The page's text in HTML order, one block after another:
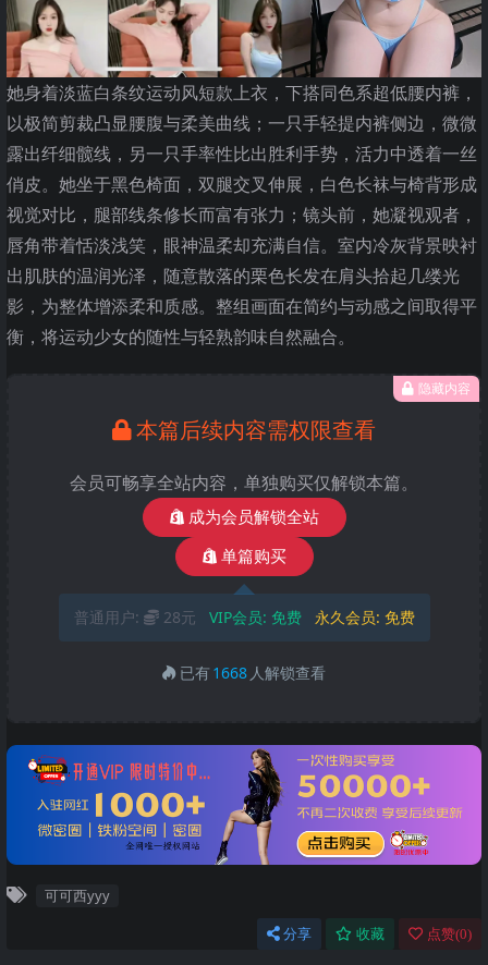
她身着淡蓝白条纹运动风短款上衣，下搭同色系超低腰内裤，
以极简剪裁凸显腰腹与柔美曲线；一只手轻提内裤侧边，微微
露出纤细髋线，另一只手率性比出胜利手势，活力中透着一丝
俏皮。她坐于黑色椅面，双腿交叉伸展，白色长袜与椅背形成
视觉对比，腿部线条修长而富有张力；镜头前，她凝视观者，
唇角带着恬淡浅笑，眼神温柔却充满自信。室内冷灰背景映衬
出肌肤的温润光泽，随意散落的栗色长发在肩头拾起几缕光
影，为整体增添柔和质感。整组画面在简约与动感之间取得平
衡，将运动少女的随性与轻熟韵味自然融合。
隐藏内容
本篇后续内容需权限查看
会员可畅享全站内容，单独购买仅解锁本篇。
成为会员解锁全站
单篇购买
普通用户: 28元 VIP会员: 免费 永久会员: 免费
已有1668 人解锁查看
可可西yyy
分享 收藏 点赞(0)